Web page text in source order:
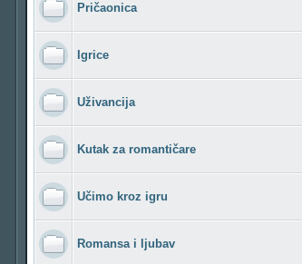
Pričaonica
Igrice
Uživancija
Kutak za romantičare
Učimo kroz igru
Romansa i ljubav